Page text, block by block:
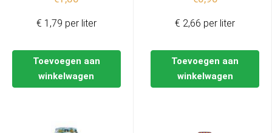
Toevoegen aan
winkelwagen
€ 1,79 per liter
Toevoegen aan
winkelwagen
€ 2,66 per liter